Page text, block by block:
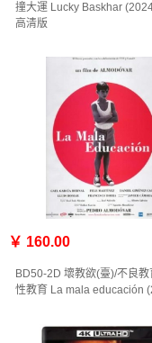
撞大運 Lucky Baskhar
高清版
￥ 160.00
BD50-2D 壞教欲(臺)/不良教
性教育 La mala educación